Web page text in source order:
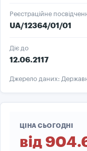
Реєстраційне
UA/12364/01/01
Діє до
12.06.2117
Джерело даних:
ЦІНА СЬОГОДНІ
від